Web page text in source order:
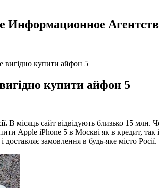
Информационное
вигідно купити айфон 5
купити айфон 5
В місяць сайт відвідують близько 15 млн.
Apple iPhone 5 в Москві як в кредит, так
замовлення в будь-яке місто Росії.